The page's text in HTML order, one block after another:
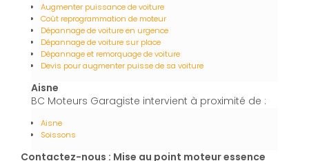
Augmenter puissance de voiture
Coût reprogrammation de moteur
Dépannage de voiture en urgence
Dépannage de voiture sur place
Dépannage et remorquage de voiture
Devis pour augmenter puisse de sa voiture
Aisne
BC Moteurs Garagiste intervient à proximité de :
Aisne
Soissons
Contactez-nous : Mise au point moteur essence